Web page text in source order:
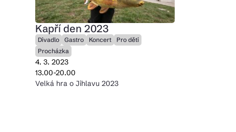
Kapří den 2023
Divadlo Gastro Koncert
Pro děti
Procházka
4. 3. 2023
13.00-20.00
Velká hra o Jihlavu 2023